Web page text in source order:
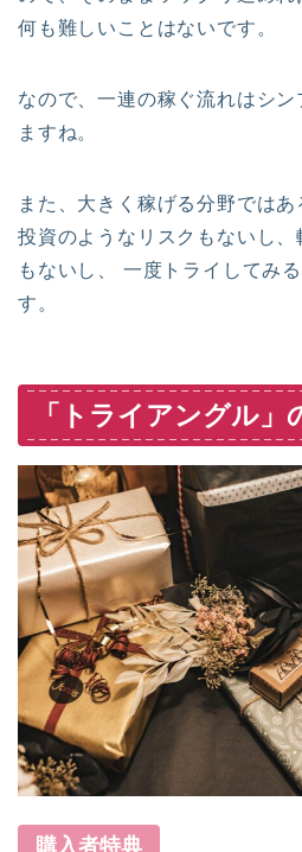
何も難しいことはないです。
なので、一連の稼ぐ流れはシ
ますね。
また、大きく稼げる分野ではあ
投資のようなリスクもないし、
もないし、 一度トライしてみ
す。
「トライアングル」
購入者特典